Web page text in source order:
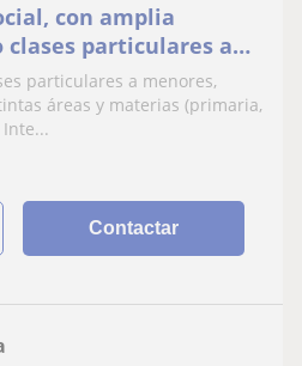
con amplia
clases particulares a
particulares a menores,
áreas y materias (primaria,
Inte...
Contactar